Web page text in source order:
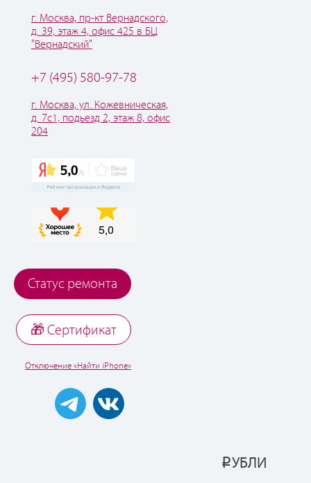
г. Москва, пр-кт Вернадского,
д. 39, этаж 4, офис 425 в БЦ
"Вернадский"
+7 (495) 580-97-78
г. Москва, ул. Кожевническая,
д. 7с1, подьезд 2, этаж 8, офис
204
Статус ремонта
🎁 Cертификат
Отключение «Найти iPhone»
РУБЛИ